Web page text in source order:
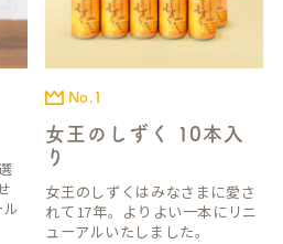
No.1
女王のしずく 10本入
り
女王のしずくはみなさまに愛さ
れて17年。よりよい一本にリニ
ューアルいたしました。